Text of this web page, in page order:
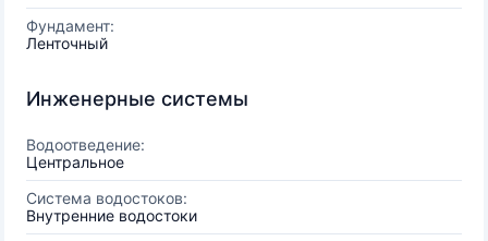
Фундамент:
Ленточный
Инженерные системы
Водоотведение:
Центральное
Система водостоков:
Внутренние водостоки